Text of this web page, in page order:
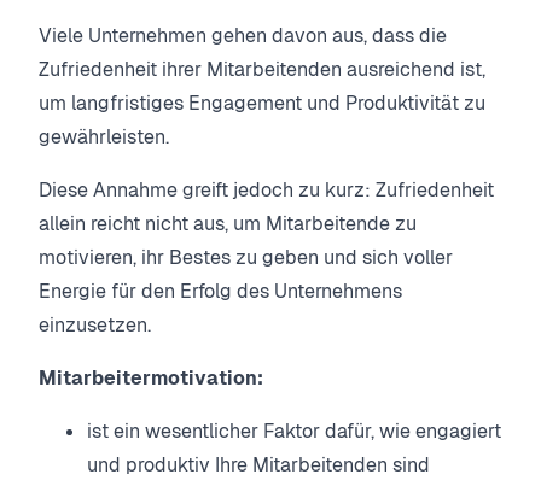
Viele Unternehmen gehen davon aus, dass die
Zufriedenheit ihrer Mitarbeitenden ausreichend ist,
um langfristiges Engagement und Produktivität zu
gewährleisten.
Diese Annahme greift jedoch zu kurz: Zufriedenheit
allein reicht nicht aus, um Mitarbeitende zu
motivieren, ihr Bestes zu geben und sich voller
Energie für den Erfolg des Unternehmens
einzusetzen.
Mitarbeitermotivation:
ist ein wesentlicher Faktor dafür, wie engagiert
und produktiv Ihre Mitarbeitenden sind